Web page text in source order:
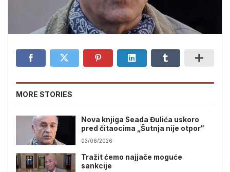
MORE STORIES
Nova knjiga Seada Đulića uskoro
pred čitaocima „Šutnja nije otpor“
03/06/2026
Tražit ćemo najjače moguće
sankcije